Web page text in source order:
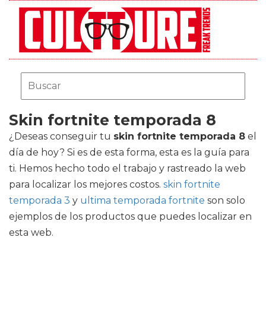
Skin fortnite temporada 8
¿Deseas conseguir tu skin fortnite temporada 8 el
día de hoy? Si es de esta forma, esta es la guía para
ti. Hemos hecho todo el trabajo y rastreado la web
para localizar los mejores costos. skin fortnite
temporada 3 y ultima temporada fortnite son solo
ejemplos de los productos que puedes localizar en
esta web.